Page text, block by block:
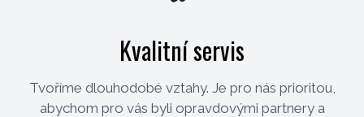
Kvalitní servis
Tvoříme dlouhodobé vztahy. Je pro nás prioritou,
abychom pro vás byli opravdovými partnery a